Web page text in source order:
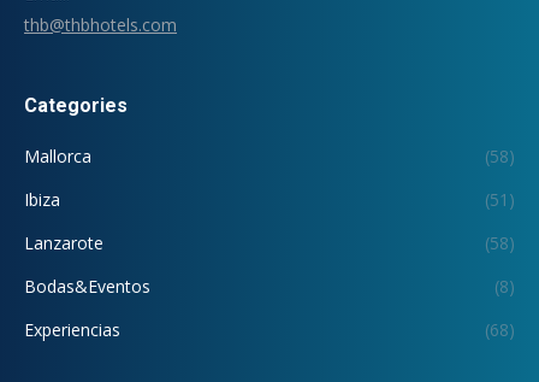
thb@thbhotels.com
Categories
Mallorca
(58)
Ibiza
(51)
Lanzarote
(58)
Bodas&Eventos
(8)
Experiencias
(68)